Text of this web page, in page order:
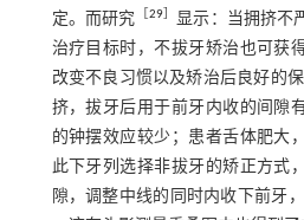
定。而研究
29］
显示：当拥挤不
治疗目标时，不拔牙矫治也可获
改变不良习惯以及矫治后良好的
挤，拔牙后用于前牙内收的间隙
的钟摆效应较少；患者舌体肥大
此下牙列选择非拔牙的矫正方式
隙，调整中线的同时内收下前牙